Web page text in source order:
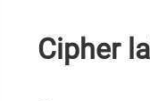
Cipher